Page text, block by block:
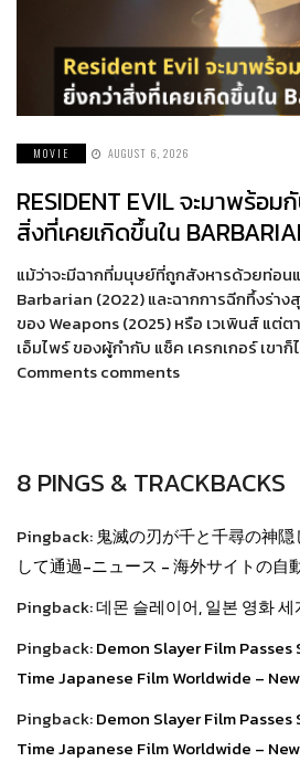
MOVIE AUGUST 6, 2026
RESIDENT EVIL จะมาพร้อ
สิ่งที่เคยเกิดขึ้นใน
แม้ว่าจะมีฉากที่มนุษย์ที่ถูกสังหารด้วยท่อน
Barbarian (2022) และฉากการฉีกทึ้งร่า
ของ Weapons (2025) หรือ เวเพินส์ แต่
เอ็มไพร์ ของผู้กำกับ แซ็ค เครกเกอร์ เขา
Comments comments
8 PINGS & TRACKBACKS
Pingback:鬼滅の刃が千と千尋の神
して通過-ニュース - 海外サイトの自
Pingback:데몬 슬레이어, 일본 영화
Pingback:Demon Slayer Film
Time Japanese Film Worldwide –
Pingback:Demon Slayer Film
Time Japanese Film Worldwide –